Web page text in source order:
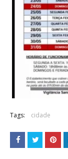
Tags: cidade